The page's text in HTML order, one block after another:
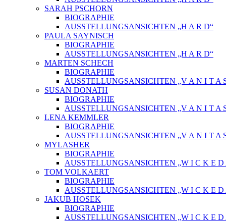
SARAH PSCHORN
BIOGRAPHIE
AUSSTELLUNGSANSICHTEN „H A R D“
PAULA SAYNISCH
BIOGRAPHIE
AUSSTELLUNGSANSICHTEN „H A R D“
MARTEN SCHECH
BIOGRAPHIE
AUSSTELLUNGSANSICHTEN „V A N I T A
SUSAN DONATH
BIOGRAPHIE
AUSSTELLUNGSANSICHTEN „V A N I T A
LENA KEMMLER
BIOGRAPHIE
AUSSTELLUNGSANSICHTEN „V A N I T A
MYLASHER
BIOGRAPHIE
AUSSTELLUNGSANSICHTEN „W I C K E D
TOM VOLKAERT
BIOGRAPHIE
AUSSTELLUNGSANSICHTEN „W I C K E D
JAKUB HOSEK
BIOGRAPHIE
AUSSTELLUNGSANSICHTEN „W I C K E D